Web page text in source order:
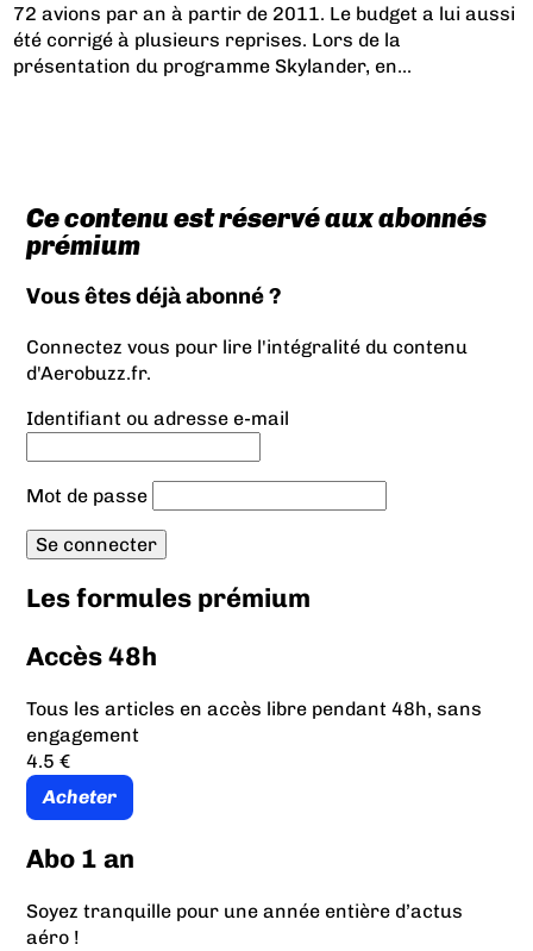
72 avions par an à partir de 2011. Le budget a lui aussi
été corrigé à plusieurs reprises. Lors de la
présentation du programme Skylander, en...
Ce contenu est réservé aux abonnés
prémium
Vous êtes déjà abonné ?
Connectez vous pour lire l'intégralité du contenu
d'Aerobuzz.fr.
Identifiant ou adresse e-mail
Mot de passe
Les formules prémium
Accès 48h
Tous les articles en accès libre pendant 48h, sans
engagement
4.5 €
Acheter
Abo 1 an
Soyez tranquille pour une année entière d’actus
aéro !